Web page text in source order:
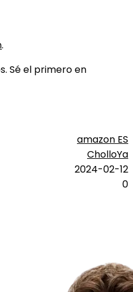
.
Sé el primero en
amazon ES
CholloYa
2024-02-12
0